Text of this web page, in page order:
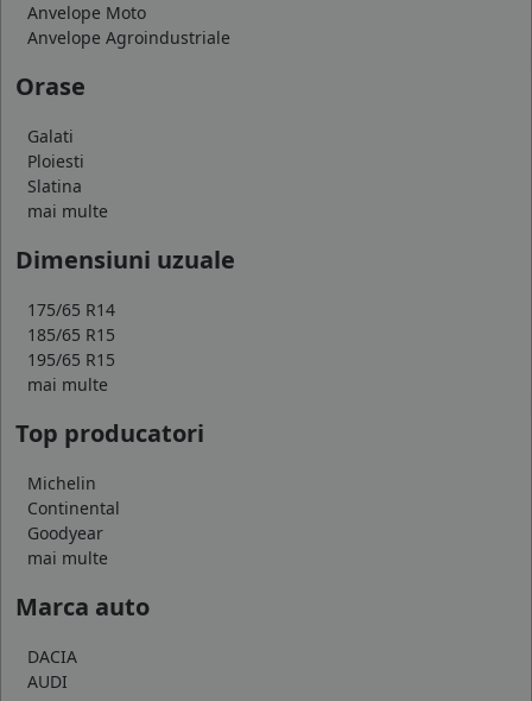
Anvelope Moto
Anvelope Agroindustriale
Orase
Galati
Ploiesti
Slatina
mai multe
Dimensiuni uzuale
175/65 R14
185/65 R15
195/65 R15
mai multe
Top producatori
Michelin
Continental
Goodyear
mai multe
Marca auto
DACIA
AUDI